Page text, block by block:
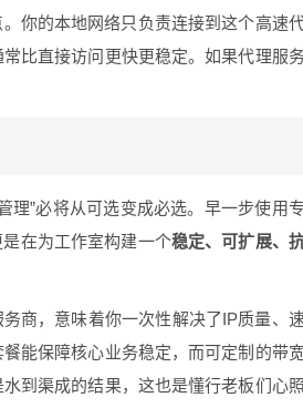
你的本地网络只负责连接到这个高速
比直接访问更快更稳定。如果代理服务
理”必将从可选变成必选。早一步使用专
在为工作室构建一个稳定、可扩展、
商，意味着你一次性解决了IP质量、
能保障核心业务稳定，而可定制的带宽
到渠成的结果，这也是懂行老板们心照